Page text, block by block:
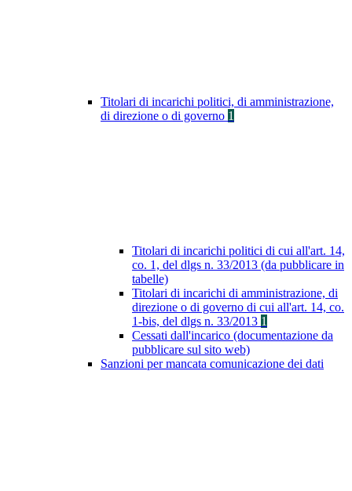
Titolari di incarichi politici, di amministrazione,
di direzione o di governo 1
Titolari di incarichi politici di cui all'art. 14,
co. 1, del dlgs n. 33/2013 (da pubblicare in
tabelle)
Titolari di incarichi di amministrazione, di
direzione o di governo di cui all'art. 14, co.
1-bis, del dlgs n. 33/2013 1
Cessati dall'incarico (documentazione da
pubblicare sul sito web)
Sanzioni per mancata comunicazione dei dati